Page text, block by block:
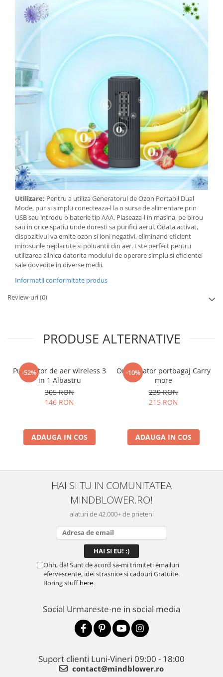
Utilizare: Pentru a utiliza Generatorul de Ozon Portabil Dual
Mode, pur si simplu conecteaza-l la o sursa de alimentare prin
USB sau introdu o baterie tip AAA. Plaseaza-l in masina, pe birou
sau in orice spatiu unde doresti sa purifici aerul. Odata activat,
dispozitivul va emite ozon si ioni negativi, eliminand eficient
mirosurile neplacute si poluantii din aer. Este perfect pentru
utilizarea zilnica datorita modului de operare simplu si eficientei
sale dovedite in diverse medii.
Informatii conformitate produs
Review-uri(0)
PRODUSE ALTERNATIVE
-52%
Purificator de aer wireless 3
in 1 Albastru
305 RON
146 RON
ADAUGA IN COS
-10%
Organizator portbagaj Carry
more
239 RON
215 RON
ADAUGA IN COS
HAI SI TU IN COMUNITATEA
MINDBLOWER.RO!
alaturi de 42.000+ de prieteni
Ohh, da! Sunt de acord sa-mi trimiteti emailuri
efervescente, idei strasnice si cadouri Gratuite.
Boring stuffhere
Social Urmareste-ne in social media
Suport clienti Luni-Vineri 09:00 - 18:00
contact@mindblower.ro